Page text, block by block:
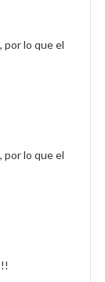
por lo que el
por lo que el